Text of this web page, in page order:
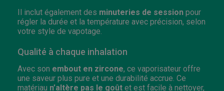
Il inclut également des minuteries de session pour
régler la durée et la température avec précision, selon
votre style de vapotage.
Qualité à chaque inhalation
Avec son embout en zircone, ce vaporisateur offre
une saveur plus pure et une durabilité accrue. Ce
matériau n’altère pas le goût et est facile à nettoyer,